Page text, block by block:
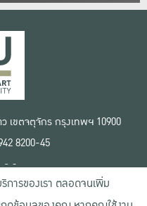
เขตจตุจักร กรุงเทพฯ 10900
8200-45
ว็บไซต์
ช้งาน
ส่วนตัว
การของเรา ตลอดจนเพิ่ม